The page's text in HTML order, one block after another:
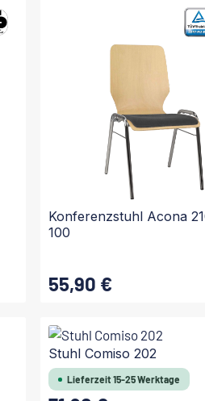
Konferenzstuhl Acona
100
Regulärer Preis:
55,90 €
In den Warenkorb
Stuhl Comiso 202
Lieferzeit 15-25 Werktage